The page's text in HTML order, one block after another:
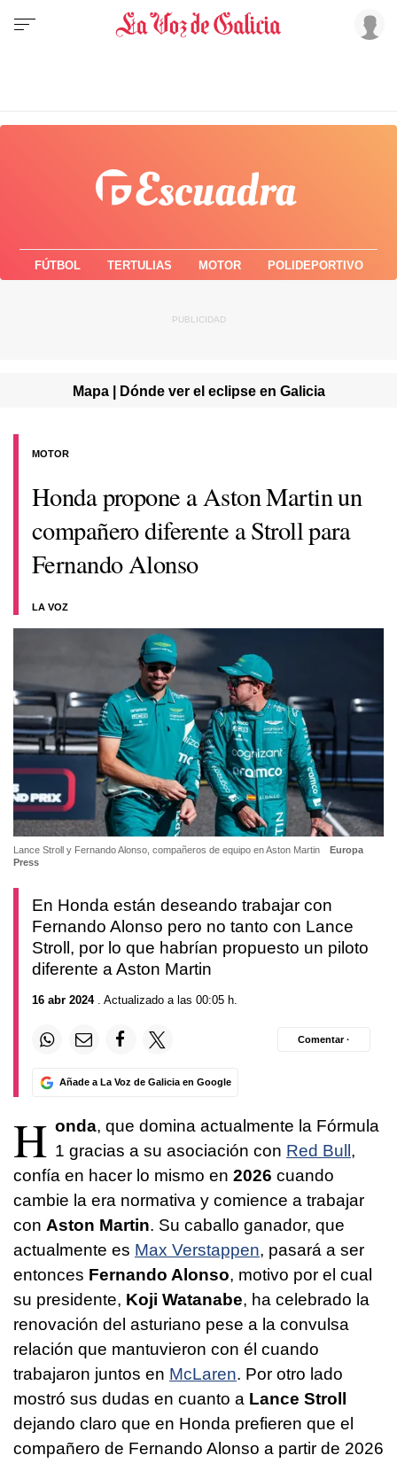
FÚTBOL TERTULIAS MOTOR POLIDEPORTIVO
Mapa | Dónde ver el eclipse en Galicia
Honda propone a Aston Martin un
compañero diferente a Stroll para
Fernando Alonso
LA VOZ
MOTOR
Lance Stroll y Fernando Alonso, compañeros de equipo en Aston Martin
Europa
Press
En Honda están deseando trabajar con
Fernando Alonso pero no tanto con Lance
Stroll, por lo que habrían propuesto un piloto
diferente a Aston Martin
16 abr 2024. Actualizado a las 00:05 h.
Añade a La Voz de Galicia en Google
Comentar ·
H onda, que domina actualmente la Fórmula
1 gracias a su asociación con Red Bull ,
confía en hacer lo mismo en 2026 cuando
cambie la era normativa y comience a trabajar
con Aston Martin. Su caballo ganador, que
actualmente es Max Verstappen, pasará a ser
entonces Fernando Alonso, motivo por el cual
su presidente, Koji Watanabe, ha celebrado la
renovación del asturiano pese a la convulsa
relación que mantuvieron con él cuando
trabajaron juntos en McLaren. Por otro lado
mostró sus dudas en cuanto a Lance Stroll
dejando claro que en Honda prefieren que el
compañero de Fernando Alonso a partir de 2026